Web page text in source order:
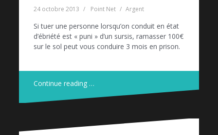
24 octobre 2013 Point Net Argent
Si tuer une personne lorsqu’on conduit en état
d’ébriété est « puni » d’un sursis, ramasser 100€
sur le sol peut vous conduire 3 mois en prison.
Continue reading …